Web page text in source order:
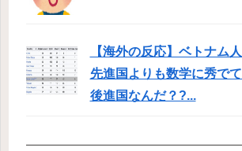
【海外の反応】ベトナム
先進国よりも数学に秀で
後進国なんだ？?...